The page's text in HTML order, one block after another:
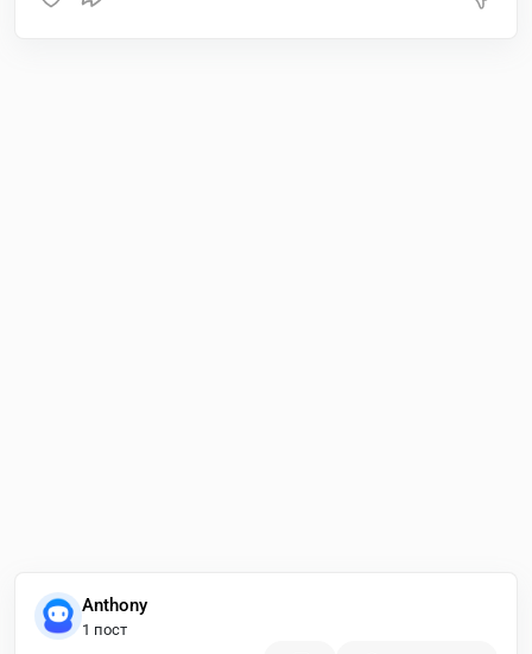
Anthony
1 пост